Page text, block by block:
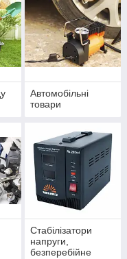
Автомобільні
товари
Стабілізатори
напруги,
безперебійне